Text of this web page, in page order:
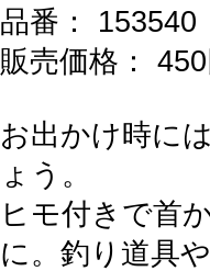
品番： 153540
販売価格：
お出かけ時に
ょう。
ヒモ付きで首
に。釣り道具